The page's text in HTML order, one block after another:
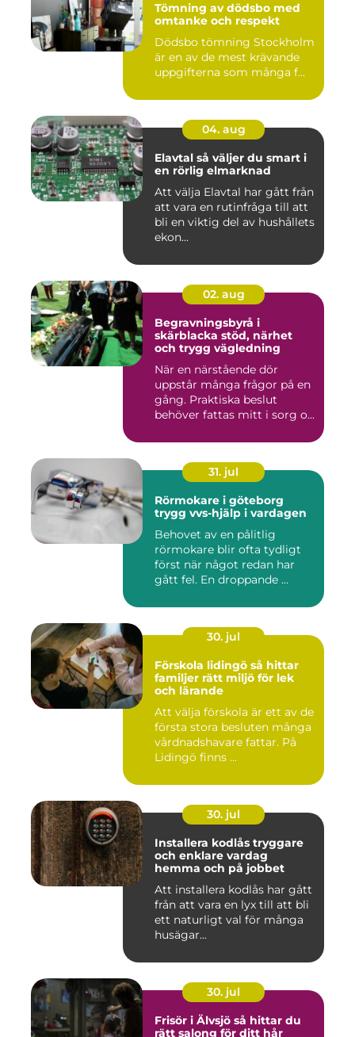
Tömning av dödsbo med
omtanke och respekt
Dödsbo tömning Stockholm
är en av de mest krävande
uppgifterna som många f...
04. aug
Elavtal så väljer du smart i
en rörlig elmarknad
Att välja Elavtal har gått från
att vara en rutinfråga till att
bli en viktig del av hushållets
ekon...
02. aug
Begravningsbyrå i
skärblacka stöd, närhet
och trygg vägledning
När en närstående dör
uppstår många frågor på en
gång. Praktiska beslut
behöver fattas mitt i sorg o...
31. jul
Rörmokare i göteborg
trygg vvs-hjälp i vardagen
Behovet av en pålitlig
rörmokare blir ofta tydligt
först när något redan har
gått fel. En droppande ...
30. jul
Förskola lidingö så hittar
familjer rätt miljö för lek
och lärande
Att välja förskola är ett av de
första stora besluten många
vårdnadshavare fattar. På
Lidingö finns ...
30. jul
Installera kodlås tryggare
och enklare vardag
hemma och på jobbet
Att installera kodlås har gått
från att vara en lyx till att bli
ett naturligt val för många
husägar...
30. jul
Frisör i Älvsjö så hittar du
rätt salong för ditt hår